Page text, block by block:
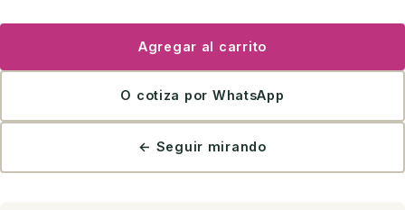
Agregar al carrito
O cotiza por WhatsApp
← Seguir mirando